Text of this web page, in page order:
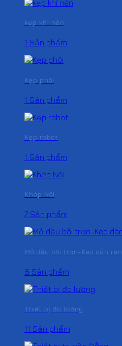
kẹp khí nén
1 Sản phẩm
Kẹp phôi
1 Sản phẩm
Kẹp robot
1 Sản phẩm
Khớp Nối
7 Sản phẩm
Mở dầu bôi trơn-Keo dán ren
6 Sản phẩm
Thiết bị đo lường
11 Sản phẩm